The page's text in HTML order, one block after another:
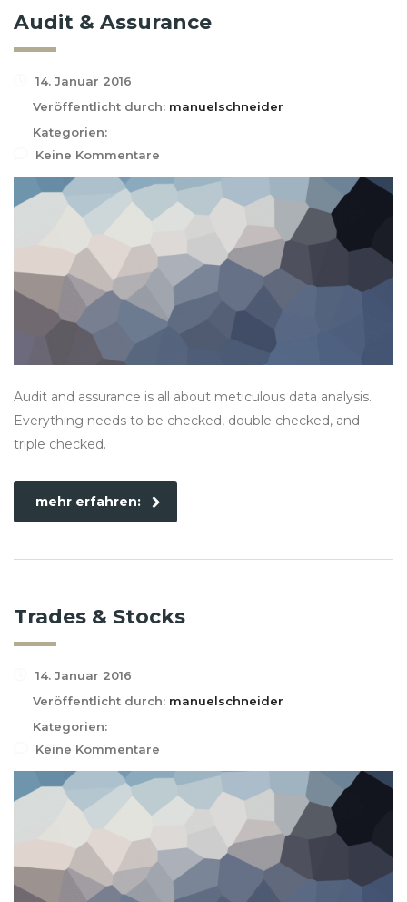
Audit & Assurance
14. Januar 2016
Veröffentlicht durch: manuelschneider
Kategorien:
Keine Kommentare
Audit and assurance is all about meticulous data analysis.
Everything needs to be checked, double checked, and
triple checked.
mehr erfahren:
Trades & Stocks
14. Januar 2016
Veröffentlicht durch: manuelschneider
Kategorien:
Keine Kommentare